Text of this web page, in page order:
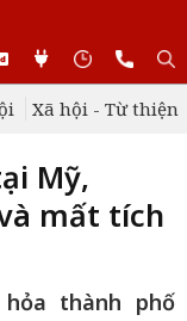
Xã hội - Từ thiện
Mỹ,
mất tích
thành phố